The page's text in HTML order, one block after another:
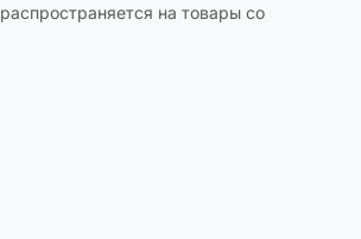
на товары со